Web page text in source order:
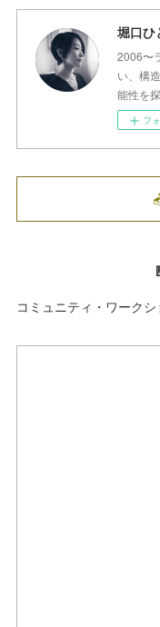
堀口
2006〜
い、構
能性を探
フ
コミュニティ・ワーク